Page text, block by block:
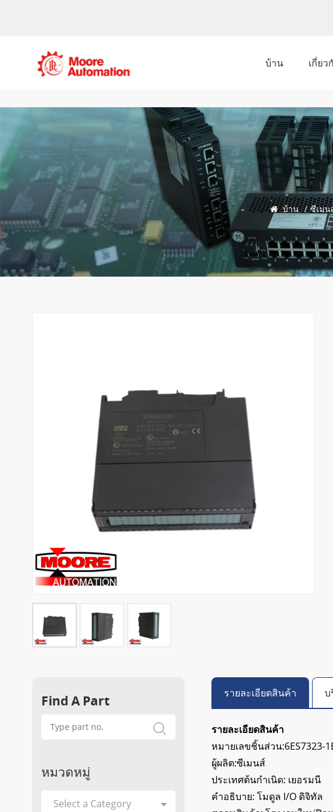
บ้าน เกี่ยว
บ้าน / ซีเมน
รายละเอียดสินค้า บ
รายละเอียดสินค้า
หมายเลขชิ้นส่วน:6ES7323-
ผู้ผลิต:ซีเมนส์
ประเทศต้นกำเนิด: เยอรมนี
คำอธิบาย:โมดูล I/O ดิจิทัล
Find A Part
หมวดหมู่